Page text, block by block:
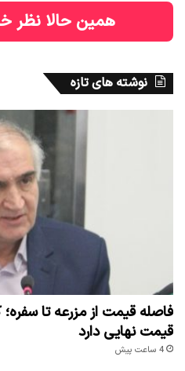
همین حالا نظر
نوشته های تازه
فاصله قیمت از مزرعه تا
قیمت نهایی دارد
4 ساعت پیش